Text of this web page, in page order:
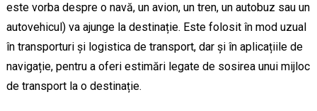
este vorba despre o navă, un avion, un tren, un autobuz sau un
autovehicul) va ajunge la destinație. Este folosit în mod uzual
în transporturi și logistica de transport, dar și în aplicațiile de
navigație, pentru a oferi estimări legate de sosirea unui mijloc
de transport la o destinație.